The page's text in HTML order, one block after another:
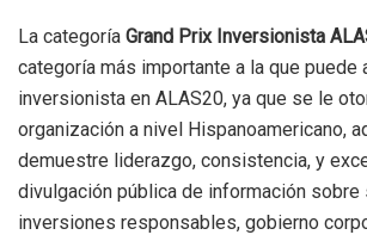
La categoría Grand Prix Inversionista
categoría más importante a la que puede
inversionista en ALAS20, ya que se le
organización a nivel Hispanoamericano,
demuestre liderazgo, consistencia, y
divulgación pública de información sobre
inversiones responsables, gobierno